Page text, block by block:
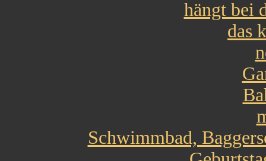
hängt bei
das
Schwimmbad,